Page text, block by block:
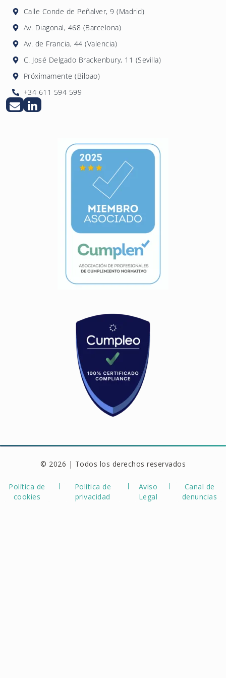
derechos en el plazo máximo de un mes, con
adicionales en casos complejos.
Calle Conde de Peñalver, 9 (Madrid)
Av. Diagonal, 468 (Barcelona)
Av. de Francia, 44 (Valencia)
C. José Delgado Brackenbury, 11 (Sevilla)
Próximamente (Bilbao)
+34 611 594 599
© 2026 | Todos los derechos reservados
Política de
cookies
Política de
privacidad
Aviso
Legal
Canal de
denuncias